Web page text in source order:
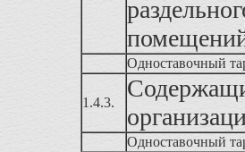
Одноставочный
1.4.3.
Одноставочный